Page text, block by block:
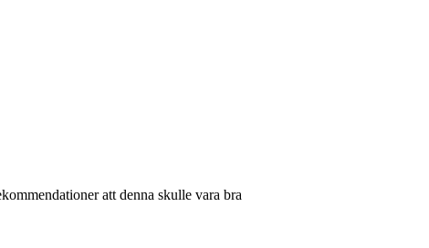
att denna skulle vara bra